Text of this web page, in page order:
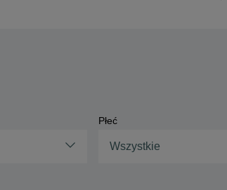
Płeć
Wszystkie